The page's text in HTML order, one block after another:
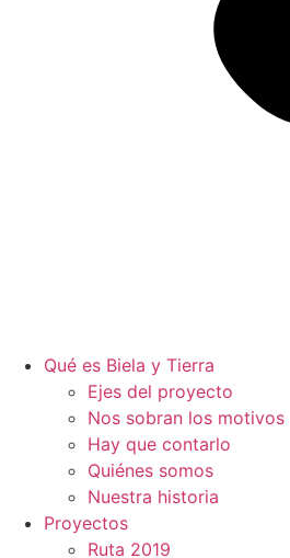
Qué es Biela y Tierra
Ejes del proyecto
Nos sobran los motivos
Hay que contarlo
Quiénes somos
Nuestra historia
Proyectos
Ruta 2019